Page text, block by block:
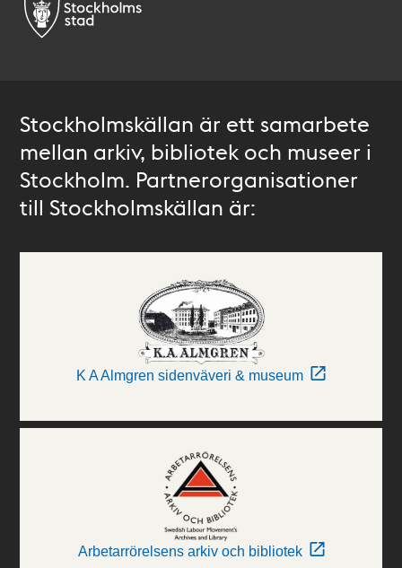
Stockholmskällan är ett samarbete
mellan arkiv, bibliotek och museer i
Stockholm. Partnerorganisationer
till Stockholmskällan är:
K A Almgren sidenväveri & museum
Arbetarrörelsens arkiv och bibliotek